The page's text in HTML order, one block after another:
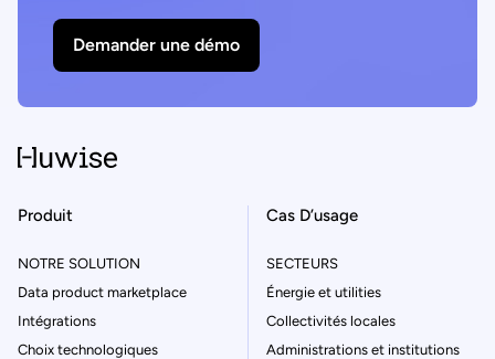
Demander une démo
Produit
NOTRE SOLUTION
Data product marketplace
Intégrations
Choix technologiques
Cas D’usage
SECTEURS
Énergie et utilities
Collectivités locales
Administrations et institutions